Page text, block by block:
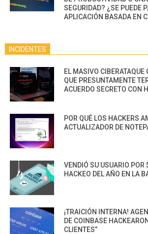
SEGURIDAD? ¿SE PUEDE
APLICACIÓN BASADA EN
INCIDENTES
EL MASIVO CIBERATAQUE
QUE PRESUNTAMENTE
ACUERDO SECRETO CON
POR QUÉ LOS HACKERS
ACTUALIZADOR DE
VENDIÓ SU USUARIO POR
HACKEO DEL AÑO EN LA
¡TRAICIÓN INTERNA!
DE COINBASE
CLIENTES”